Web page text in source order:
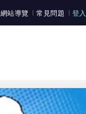
網站導覽 常見問題 登入